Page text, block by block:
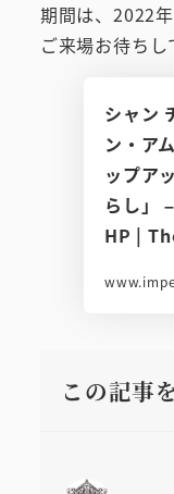
期間は、2022
ご来場お待ちし
シャン
ン・ア
ップア
らし」
HP |
この記事